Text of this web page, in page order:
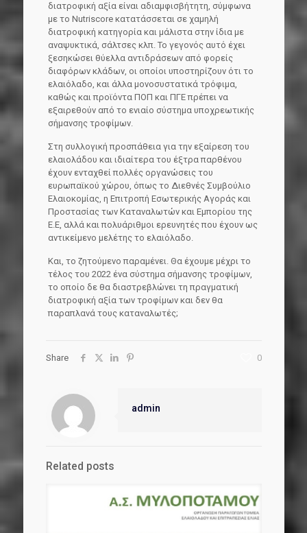
διατροφική αξία είναι αδιαμφισβήτητη, σύμφωνα
με το Nutriscore κατατάσσεται σε χαμηλή
διατροφική κατηγορία και μάλιστα στην ίδια με
αναψυκτικά, σάλτσες κλπ. Το γεγονός αυτό έχει
ξεσηκώσει θύελλα αντιδράσεων από φορείς
διαφόρων κλάδων, οι οποίοι υποστηρίζουν ότι το
ελαιόλαδο, και άλλα μονοσυστατικά τρόφιμα,
καθώς και προϊόντα ΠΟΠ και ΠΓΕ πρέπει να
εξαιρεθούν από το ενιαίο σύστημα υποχρεωτικής
σήμανσης τροφίμων.
Στη συλλογική προσπάθεια για την εξαίρεση του
ελαιολάδου και ιδιαίτερα του έξτρα παρθένου
έχουν ενταχθεί πολλές οργανώσεις του
ευρωπαϊκού χώρου, όπως το Διεθνές Συμβούλιο
Ελαιοκομίας, η Επιτροπή Εσωτερικής Αγοράς και
Προστασίας των Καταναλωτών και Εμπορίου της
Ε.Ε, αλλά και πολυάριθμοι ερευνητές που έχουν ως
αντικείμενο μελέτης το ελαιόλαδο.
Και, το ζητούμενο παραμένει. Θα έχουμε μέχρι το
τέλος του 2022 ένα σύστημα σήμανσης τροφίμων,
το οποίο δε θα διαστρεβλώνει τη πραγματική
διατροφική αξία των τροφίμων και δεν θα
παραπλανά τους καταναλωτές;
Share 0
admin
Related posts